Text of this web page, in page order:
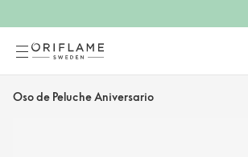
Oso de Peluche Aniversario